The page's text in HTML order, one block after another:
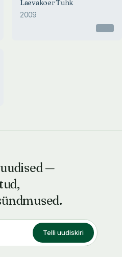
Laevakoer Tuhk
2009
—
Telli uudiskiri